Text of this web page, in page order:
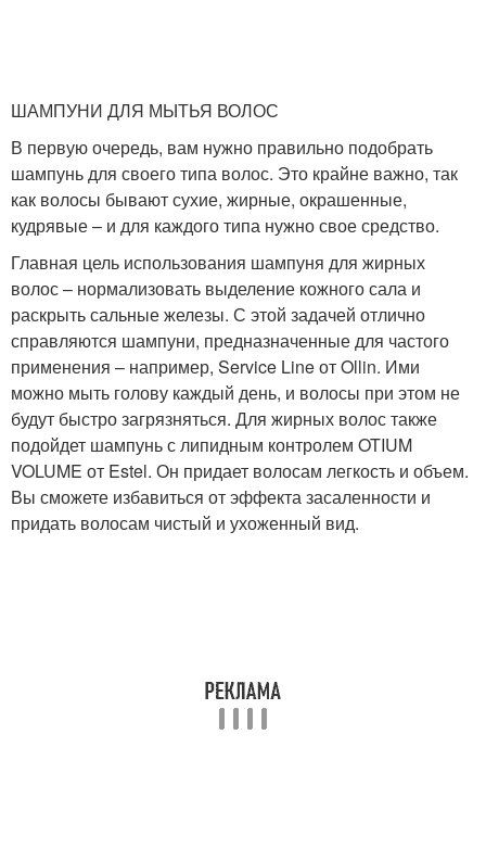
ШАМПУНИ ДЛЯ МЫТЬЯ ВОЛОС
В первую очередь, вам нужно правильно подобрать
шампунь для своего типа волос. Это крайне важно, так
как волосы бывают сухие, жирные, окрашенные,
кудрявые – и для каждого типа нужно свое средство.
Главная цель использования шампуня для жирных
волос – нормализовать выделение кожного сала и
раскрыть сальные железы. С этой задачей отлично
справляются шампуни, предназначенные для частого
применения – например, Service Line от Ollin. Ими
можно мыть голову каждый день, и волосы при этом не
будут быстро загрязняться. Для жирных волос также
подойдет шампунь с липидным контролем OTIUM
VOLUME от Estel. Он придает волосам легкость и объем.
Вы сможете избавиться от эффекта засаленности и
придать волосам чистый и ухоженный вид.